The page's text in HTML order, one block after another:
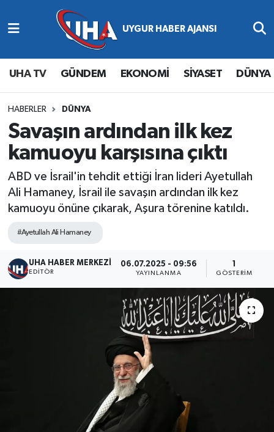
UHA TV GÜNDEM EKONOMİ SİYASET DÜNYA
HABERLER DÜNYA
Savaşın ardından ilk kez
kamuoyu karşısına çıktı
ABD ve İsrail'in tehdit ettiği İran lideri Ayetullah
Ali Hamaney, İsrail ile savaşın ardından ilk kez
kamuoyu önüne çıkarak, Aşura törenine katıldı.
#Ayetullah Ali Hamaney
UHA HABER MERKEZİ
EDITÖR
06.07.2025 - 09:56
YAYINLANMA GÖSTERIM
Abone Ol
Gündem
Ekonomi
Magazin
Siyaset
Yaşam
Nöbetçi Eczaneler
Hava Durumu
Namaz Vakitleri
Trafik Durumu
Süper Lig Puan Durumu ve Fikstür
Tüm Manşetler
Son Dakika Haberleri
Haber Arşivi